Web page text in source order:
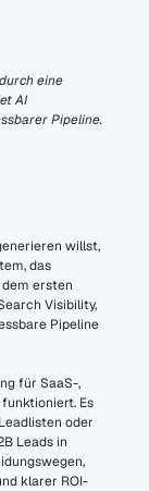
eine
AI
Pipeline.
willst,
das
ersten
Visibility,
Pipeline
für SaaS-,
Es
oder
Leads in
klarer ROI-